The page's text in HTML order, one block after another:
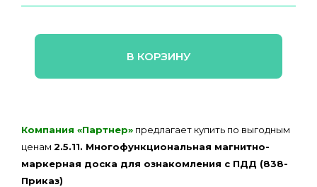
В КОРЗИНУ
Компания «Партнер» предлагает купить по выгодным
ценам 2.5.11. Многофункциональная магнитно-
маркерная доска для ознакомления с ПДД (838-
Приказ)